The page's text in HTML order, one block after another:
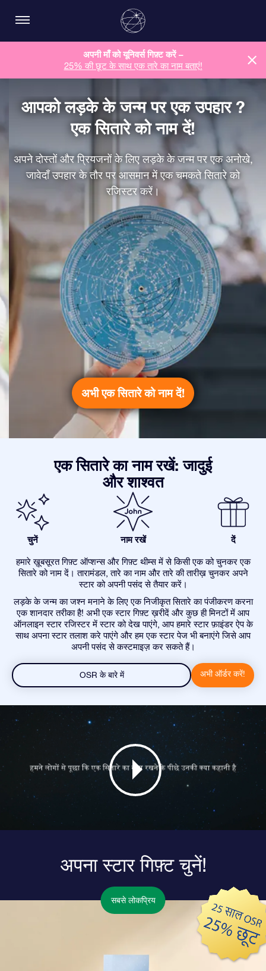
अपनी माँ को यूनिवर्स गिफ़्ट करें –
25% की छूट के साथ एक तारे का नाम बताएं!
आपको लड़के के जन्म पर एक उपहार ?
एक सितारे को नाम दें!
अपने दोस्तों और प्रियजनों के लिए लड़के के जन्म पर एक अनोखे,
जावेदाँ उपहार के तौर पर आसमान में एक चमकते सितारे को
रजिस्टर करें।
अभी एक सितारे को नाम दें!
एक सितारे का नाम रखें: जादुई
और शाश्वत
चुनें नाम रखें दें
हमारे ख़ूबसूरत गिफ़्ट ऑप्शन्स और गिफ़्ट थीम्स में से किसी एक को चुनकर एक
सितारे को नाम दें। तारामंडल, तारे का नाम और तारे की तारीख़ चुनकर अपने
स्टार को अपनी पसंद से तैयार करें।
लड़के के जन्म का जश्न मनाने के लिए एक निजीकृत सितारे का पंजीकरण करना
एक शानदार तरीका है! अभी एक स्टार गिफ़्ट ख़रीदें और कुछ ही मिनटों में आप
ऑनलाइन स्टार रजिस्टर में स्टार को देख पाएंगे, आप हमारे स्टार फ़ाइंडर ऐप के
साथ अपना स्टार तलाश करे पाएंगे और हम एक स्टार पेज भी बनाएंगे जिसे आप
अपनी पसंद से कस्टमाइज़ कर सकते हैं।
OSR के बारे में अभी ऑर्डर करें!
अपना स्टार गिफ़्ट चुनें!
सबसे लोकप्रिय